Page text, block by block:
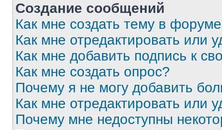
Создание сообщений
Как мне создать тему в
Как мне отредактировать или
Как мне добавить подпись к
Как мне создать опрос?
Почему я не могу добавить
Как мне отредактировать или
Почему мне недоступны